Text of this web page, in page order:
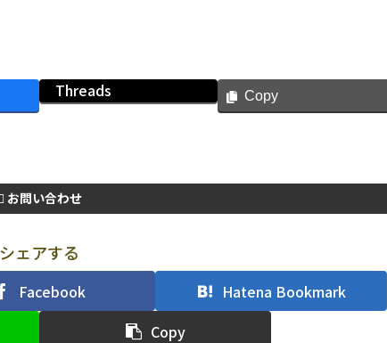
Threads Copy
お問い合わせ
シェアする
Facebook
Hatena Bookmark
Copy